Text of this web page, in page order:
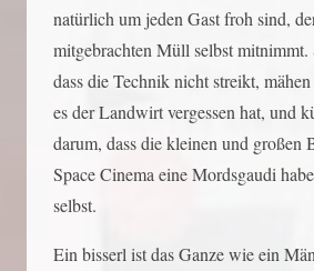
natürlich um jeden Gast froh sind,
mitgebrachten Müll selbst mitnimmt.
dass die Technik nicht streikt,
es der Landwirt vergessen hat, und
darum, dass die kleinen und großen
Space Cinema eine Mordsgaudi
selbst.
Ein bisserl ist das Ganze wie ein